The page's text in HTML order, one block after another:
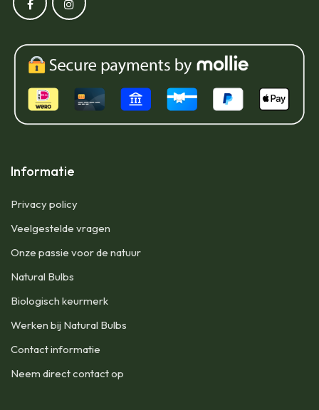
Informatie
Privacy policy
Veelgestelde vragen
Onze passie voor de natuur
Natural Bulbs
Biologisch keurmerk
Werken bij Natural Bulbs
Contact informatie
Neem direct contact op